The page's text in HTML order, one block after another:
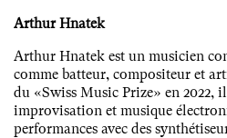
Arthur Hnatek
Arthur Hnatek est un musicien
comme batteur, compositeur et
du «Swiss Music Prize» en 2022,
improvisation et musique
performances avec des